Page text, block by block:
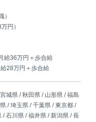
）
円）
給36万円＋歩合給
28万円＋歩合給
城県 / 秋田県 / 山形県 / 福島
/ 埼玉県 / 千葉県 / 東京都 /
/ 石川県 / 福井県 / 新潟県 / 長